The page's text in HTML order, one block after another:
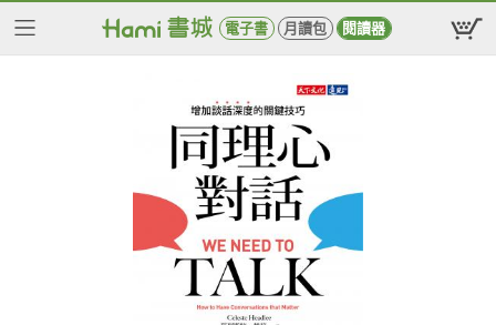
電子書 月讀包 閱讀器